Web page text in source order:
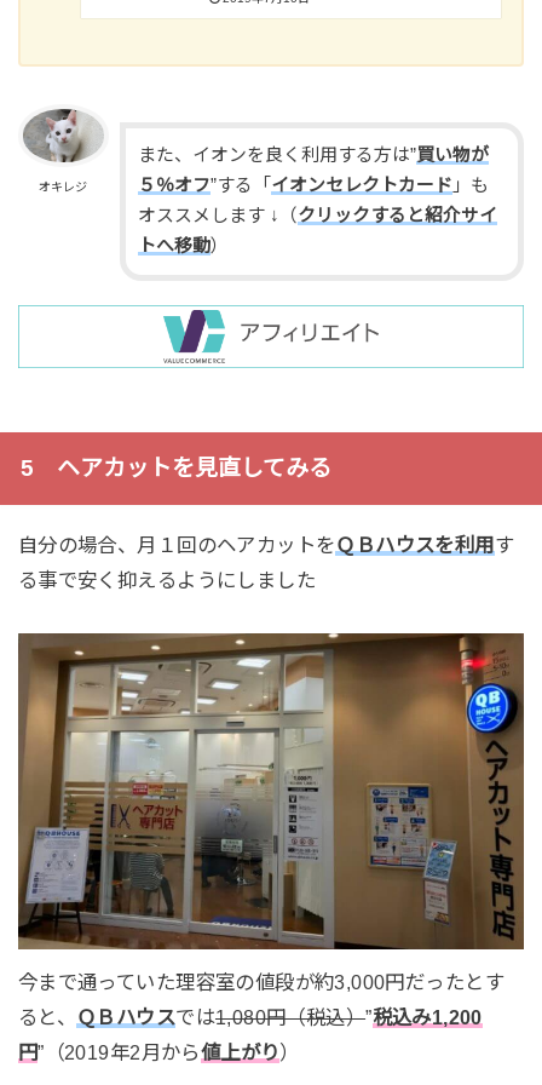
オキレジ
また、イオンを良く利用する方は”買い物が
５％オフ”する「 イオンセレクトカード 」も
オススメします ↓（クリックすると紹介サイ
トへ移動）
5 ヘアカットを見直してみる
自分の場合、月１回のヘアカットをＱＢハウスを利用 す
る事で安く抑えるようにしました
今まで通っていた理容室の値段が約3,000円だったとす
ると、
ＱＢハウスでは1,080円（税込）”税込み1,200
円”（2019年2月から値上がり）